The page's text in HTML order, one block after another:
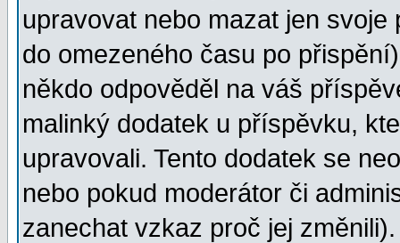
upravovat nebo mazat jen
do omezeného času po
někdo odpověděl na váš
malinký dodatek u příspěvku,
upravovali. Tento dodatek se
nebo pokud moderátor či
zanechat vzkaz proč jej